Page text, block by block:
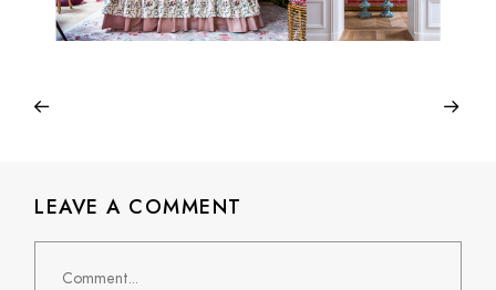
LEAVE A COMMENT